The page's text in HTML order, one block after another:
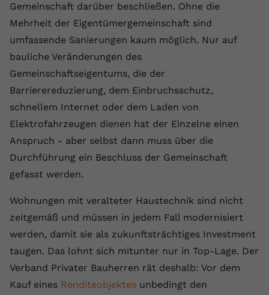
Gemeinschaft darüber beschließen. Ohne die
Mehrheit der Eigentümergemeinschaft sind
umfassende Sanierungen kaum möglich. Nur auf
bauliche Veränderungen des
Gemeinschaftseigentums, die der
Barrierereduzierung, dem Einbruchsschutz,
schnellem Internet oder dem Laden von
Elektrofahrzeugen dienen hat der Einzelne einen
Anspruch - aber selbst dann muss über die
Durchführung ein Beschluss der Gemeinschaft
gefasst werden.
Wohnungen mit veralteter Haustechnik sind nicht
zeitgemäß und müssen in jedem Fall modernisiert
werden, damit sie als zukunftsträchtiges Investment
taugen. Das lohnt sich mitunter nur in Top-Lage. Der
Verband Privater Bauherren rät deshalb: Vor dem
Kauf eines Renditeobjektes unbedingt den